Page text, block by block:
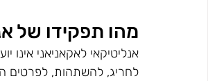
מהו תפקידו של
אנליטיקאי לאקאניאני
לחריג, להשתהות, לפרטים